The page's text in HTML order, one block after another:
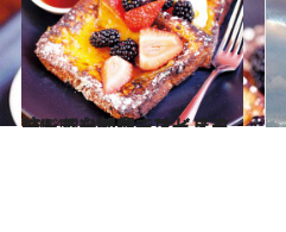
2014.3.28
リッチな朝食ではじまるシドニーの朝、オイスター・バーでシーフード三昧!!
旅＆お出かけ